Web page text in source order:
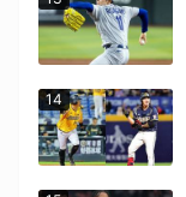
14